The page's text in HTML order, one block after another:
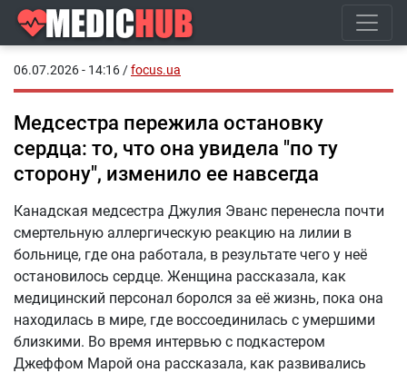
06.07.2026 - 14:16 /focus.ua
Медсестра пережила остановку
сердца: то, что она увидела "по ту
сторону", изменило ее навсегда
Канадская медсестра Джулия Эванс перенесла почти
смертельную аллергическую реакцию на лилии в
больнице, где она работала, в результате чего у неё
остановилось сердце. Женщина рассказала, как
медицинский персонал боролся за её жизнь, пока она
находилась в мире, где воссоединилась с умершими
близкими. Во время интервью с подкастером
Джеффом Марой она рассказала, как развивались